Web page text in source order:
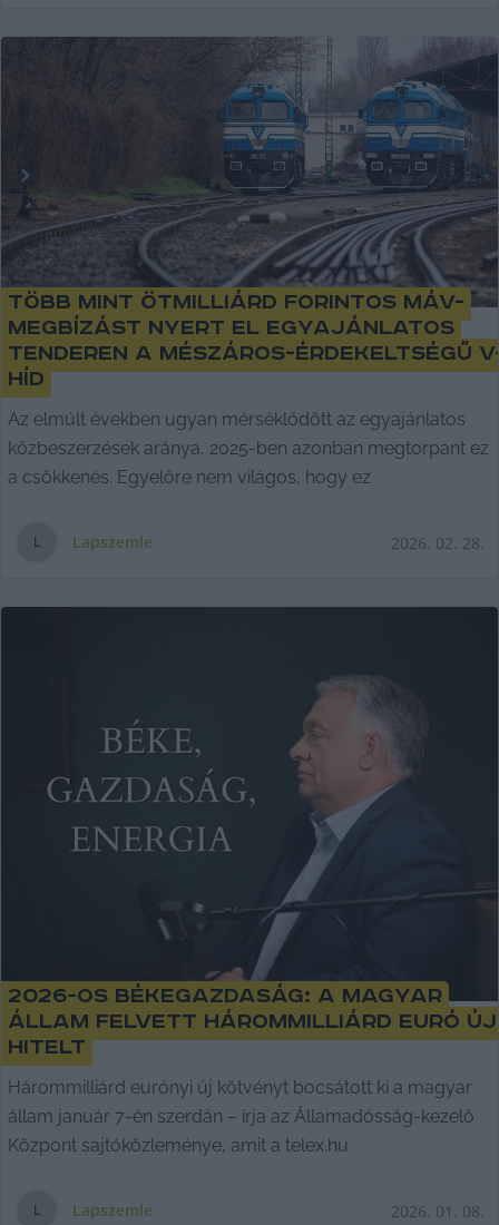
Több mint ötmilliárd forintos MÁV-
megbízást nyert el egyajánlatos
tenderen a Mészáros-érdekeltségű
Híd
Az elmúlt években ugyan mérséklődött az egyajánlatos
közbeszerzések aránya, 2025-ben azonban megtorpant ez
a csökkenés. Egyelőre nem világos, hogy ez
L Lapszemle 2026. 02. 28.
2026-os békegazdaság: a magyar
állam felvett hárommilliárd euró új
hitelt
Hárommilliárd eurónyi új kötvényt bocsátott ki a magyar
állam január 7-én szerdán – írja az Államadósság-kezelő
Központ sajtóközleménye, amit a telex.hu
L Lapszemle 2026. 01. 08.